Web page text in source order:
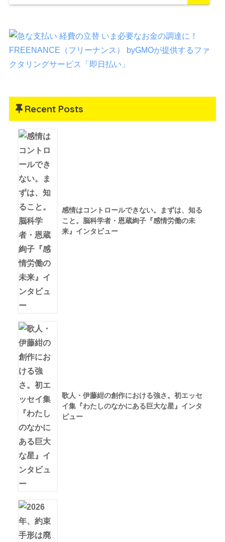
Recent Posts
感情はコントロールできない。まずは、知る
こと。脳科学者・恩蔵絢子『感情労働の未
来』インタビュー
歌人・伊藤紺の創作における強さ。初エッセ
イ集『わたしのなかにある巨大な星』インタ
ビュー